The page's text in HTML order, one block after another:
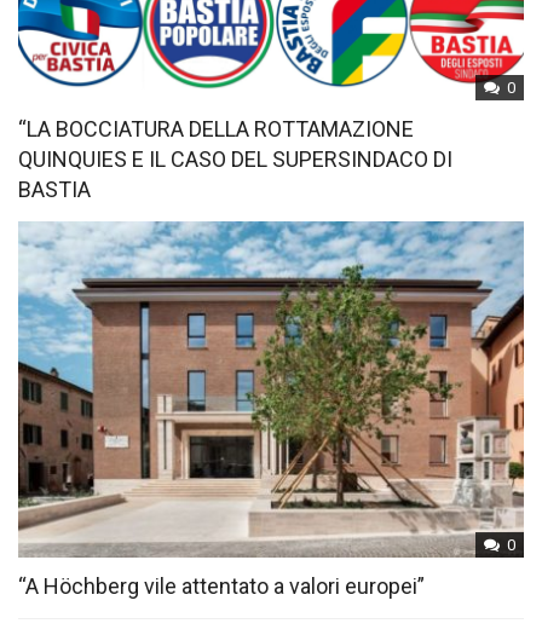
0
“LA BOCCIATURA DELLA ROTTAMAZIONE
QUINQUIES E IL CASO DEL SUPERSINDACO DI
BASTIA
0
“A Höchberg vile attentato a valori europei”